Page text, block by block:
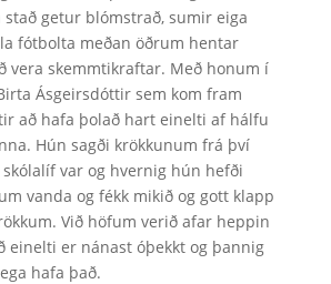
getur blómstrað, sumir eiga
fótbolta meðan öðrum hentar
vera skemmtikraftar. Með honum í
Ásgeirsdóttir sem kom fram
að hafa þolað hart einelti af hálfu
Hún sagði krökkunum frá því
var og hvernig hún hefði
vanda og fékk mikið og gott klapp
Við höfum verið afar heppin
einelti er nánast óþekkt og þannig
hafa það.